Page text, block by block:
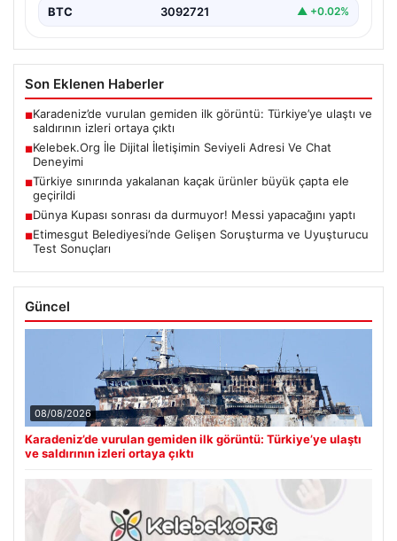
BTC 3092721 ▲ +0.02%
Son Eklenen Haberler
■Karadeniz’de vurulan gemiden ilk görüntü: Türkiye’ye ulaştı ve
saldırının izleri ortaya çıktı
■Kelebek.Org İle Dijital İletişimin Seviyeli Adresi Ve Chat
Deneyimi
■Türkiye sınırında yakalanan kaçak ürünler büyük çapta ele
geçirildi
■Dünya Kupası sonrası da durmuyor! Messi yapacağını yaptı
■Etimesgut Belediyesi’nde Gelişen Soruşturma ve Uyuşturucu
Test Sonuçları
Güncel
08/08/2026
Karadeniz’de vurulan gemiden ilk görüntü: Türkiye’ye ulaştı
ve saldırının izleri ortaya çıktı